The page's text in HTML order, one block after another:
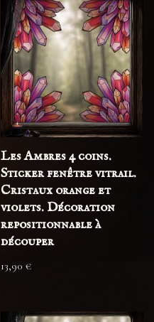
Les Ambres 4 coins.
Sticker fenêtre vitrail.
Cristaux orange et
violets. Décoration
repositionnable à
découper
13,90€